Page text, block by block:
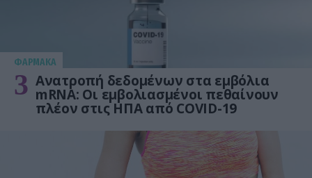
ΦΑΡΜΑΚΑ
3 Ανατροπή δεδομένων στα εμβόλια
mRNA: Οι εμβολιασμένοι πεθαίνουν
πλέον στις ΗΠΑ από COVID-19